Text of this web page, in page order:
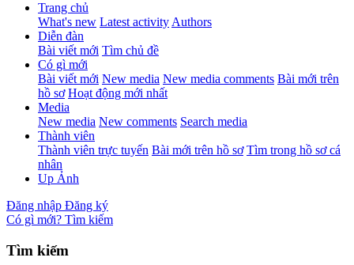
Trang chủ
What's new Latest activity Authors
Diễn đàn
Bài viết mới Tìm chủ đề
Có gì mới
Bài viết mới New media New media comments Bài mới trên
hồ sơ Hoạt động mới nhất
Media
New media New comments Search media
Thành viên
Thành viên trực tuyến Bài mới trên hồ sơ Tìm trong hồ sơ cá
nhân
Up Ảnh
Đăng nhập Đăng ký
Có gì mới? Tìm kiếm
Tìm kiếm